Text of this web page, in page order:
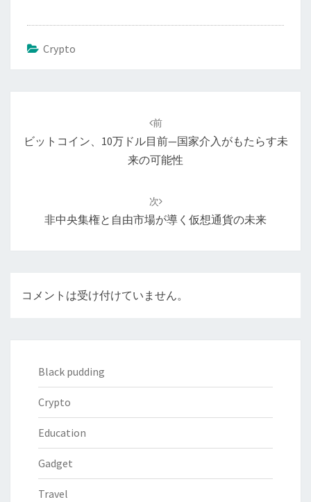
Crypto
前
ビットコイン、10万ドル目前—国家介入がもたらす未
来の可能性
次
非中央集権と自由市場が導く仮想通貨の未来
コメントは受け付けていません。
Black pudding
Crypto
Education
Gadget
Travel